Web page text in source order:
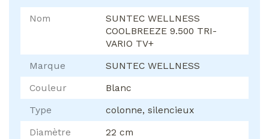
Nom
SUNTEC WELLNESS
COOLBREEZE 9.500 TRI-
VARIO TV+
Marque
SUNTEC WELLNESS
Couleur
Blanc
Type
colonne, silencieux
Diamètre
22 cm